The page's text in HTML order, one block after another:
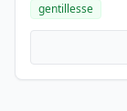
gentillesse